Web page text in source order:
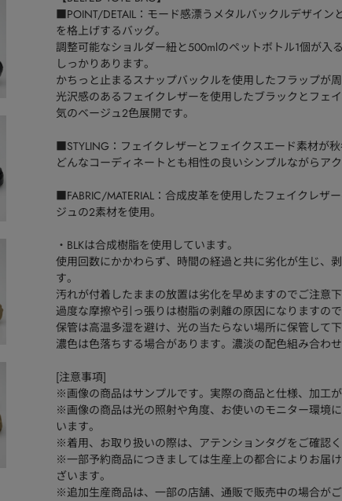
■POINT/DETAIL：モード感漂うメタルバックルデザイン
を格上げするバッグ。
調整可能なショルダー紐と500mlのペットボトル1個が入
しっかりあります。
かちっと止まるスナップバックルを使用したフラップが
光沢感のあるフェイクレザーを使用したブラックとフェ
気のベージュ2色展開です。
■STYLING：フェイクレザーとフェイクスエード素材が秋
どんなコーディネートとも相性の良いシンプルながらア
■FABRIC/MATERIAL：合成皮革を使用したフェイクレザ
ジュの2素材を使用。
・BLKは合成樹脂を使用しています。
使用回数にかかわらず、時間の経過と共に劣化が生じ、
す。
汚れが付着したままの放置は劣化を早めますのでご注意下
過度な摩擦や引っ張りは樹脂の剥離の原因になりますので
保管は高温多湿を避け、光の当たらない場所に保管して下
濃色は色落ちする場合があります。濃淡の配色組み合わせ
[注意事項]
※画像の商品はサンプルです。実際の商品と仕様、加工
※画像の商品は光の照射や角度、お使いのモニター環境
います。
※着用、お取り扱いの際は、アテンションタグをご確認く
※一部予約商品につきましては生産上の都合によりお届
ざいます。
※追加生産商品は、一部の店舗、通販で販売中の場合が